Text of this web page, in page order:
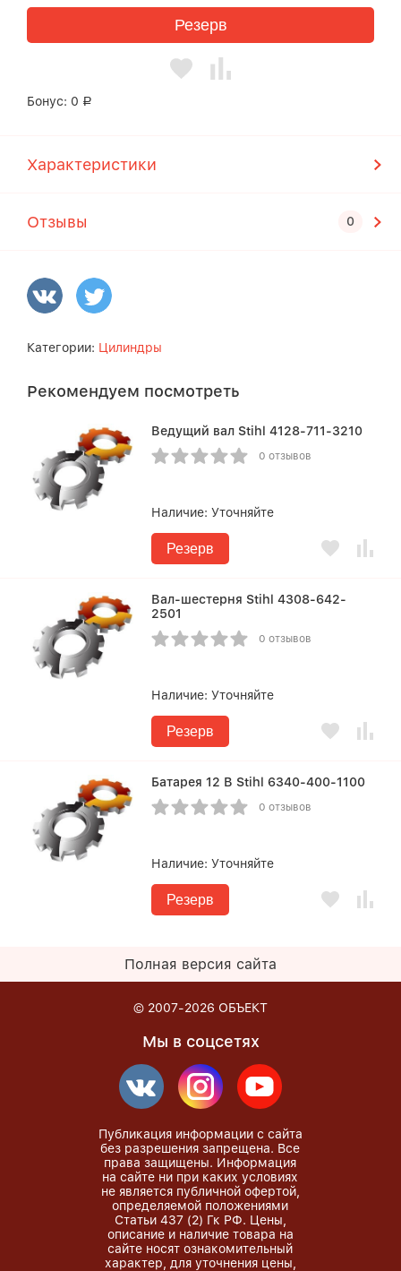
Резерв
Бонус: 0 Р
Характеристики
Отзывы
Категории: Цилиндры
Рекомендуем посмотреть
Ведущий вал Stihl 4128-711-3210
0 отзывов
Наличие:Уточняйте
Резерв
Вал-шестерня Stihl 4308-642-
2501
0 отзывов
Наличие:Уточняйте
Резерв
Батарея 12 В Stihl 6340-400-1100
0 отзывов
Наличие:Уточняйте
Резерв
Полная версия сайта
© 2007-2026 ОБЪЕКТ
Мы в соцсетях
Публикация информации с сайта
без разрешения запрещена. Все
права защищены. Информация
на сайте ни при каких условиях
не является публичной офертой,
определяемой положениями
Статьи 437 (2) Гк РФ. Цены,
описание и наличие товара на
сайте носят ознакомительный
характер, для уточнения цены,